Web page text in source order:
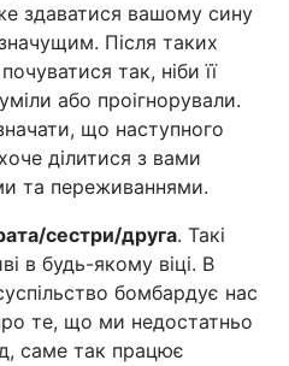
Статті
Думки
Вакансії
здаватися вашому сину
Після таких
так, ніби її
або проігнорували.
що наступного
ділитися з вами
та переживаннями.
сестри/друга. Такі
в будь-якому віці. В
бомбардує нас
те, що ми недостатньо
саме так працює